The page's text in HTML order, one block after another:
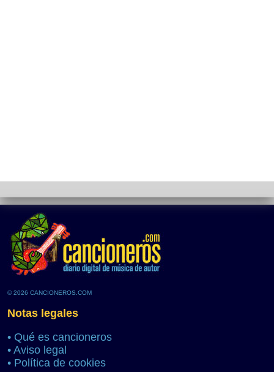
© 2026 CANCIONEROS.COM
Notas legales
• Qué es cancioneros
• Aviso legal
• Política de cookies